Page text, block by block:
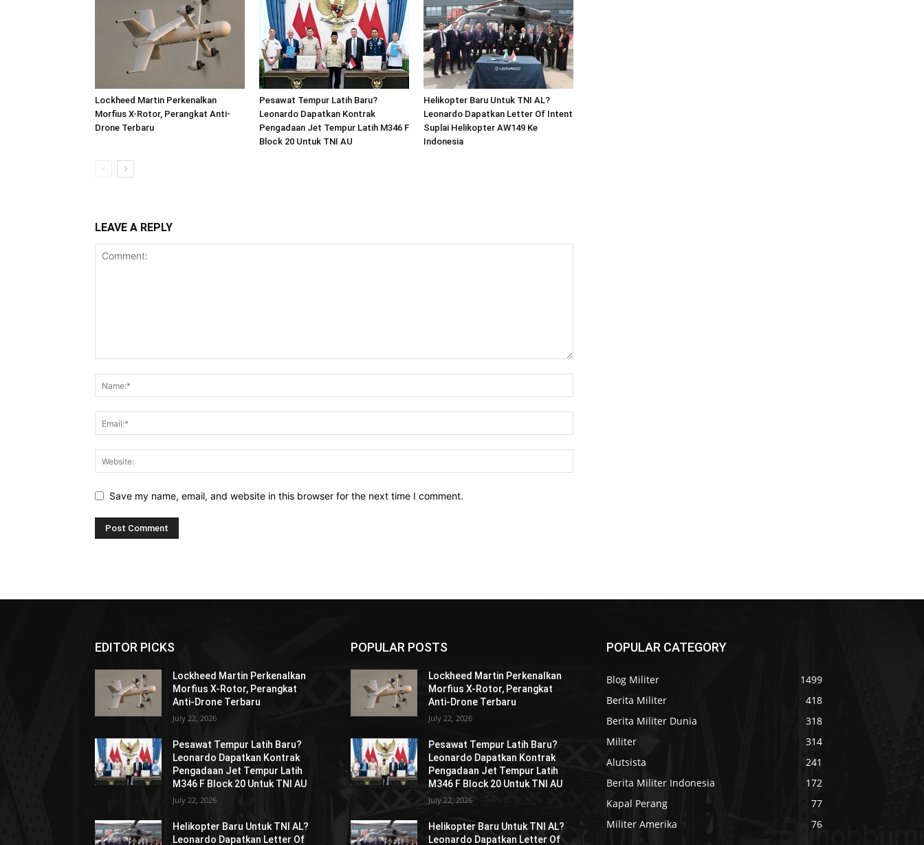
Lockheed Martin Perkenalkan
Morfius X-Rotor, Perangkat Anti-
Drone Terbaru
Pesawat Tempur Latih Baru?
Leonardo Dapatkan Kontrak
Pengadaan Jet Tempur Latih M346 F
Block 20 Untuk TNI AU
Helikopter Baru Untuk TNI AL?
Leonardo Dapatkan Letter Of Intent
Suplai Helikopter AW149 Ke
Indonesia
LEAVE A REPLY
Save my name, email, and website in this browser for the next time I comment.
EDITOR PICKS
Lockheed Martin Perkenalkan
Morfius X-Rotor, Perangkat
Anti-Drone Terbaru
July 22, 2026
Pesawat Tempur Latih Baru?
Leonardo Dapatkan Kontrak
Pengadaan Jet Tempur Latih
M346 F Block 20 Untuk TNI AU
July 22, 2026
Helikopter Baru Untuk TNI AL?
Leonardo Dapatkan Letter Of
POPULAR POSTS
Lockheed Martin Perkenalkan
Morfius X-Rotor, Perangkat
Anti-Drone Terbaru
July 22, 2026
Pesawat Tempur Latih Baru?
Leonardo Dapatkan Kontrak
Pengadaan Jet Tempur Latih
M346 F Block 20 Untuk TNI AU
July 22, 2026
Helikopter Baru Untuk TNI AL?
Leonardo Dapatkan Letter Of
POPULAR CATEGORY
Blog Militer
1499
Berita Militer
418
Berita Militer Dunia
318
Militer
314
Alutsista
241
Berita Militer Indonesia
172
Kapal Perang
77
Militer Amerika
76